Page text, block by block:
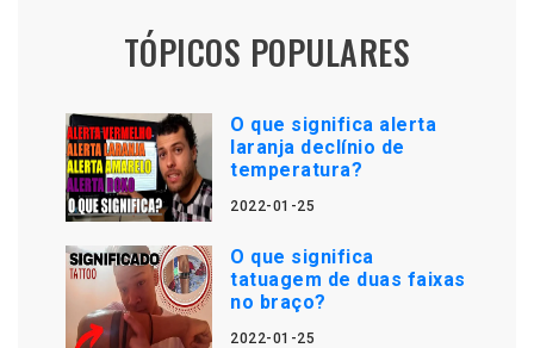
TÓPICOS POPULARES
O que significa alerta
laranja declínio de
temperatura?
2022-01-25
O que significa
tatuagem de duas faixas
no braço?
2022-01-25